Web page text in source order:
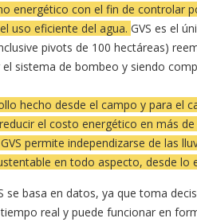
energético con el fin de controlar
uso eficiente del agua. GVS es el
pivots de 100 hectáreas)
sistema de bombeo y siendo
hecho desde el campo y para el
el costo energético en más
permite independizarse de las
en todo aspecto, desde lo
se basa en datos, ya que toma
real y puede funcionar en